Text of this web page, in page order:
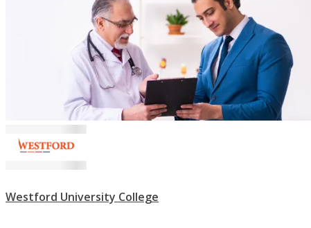
Westford University College